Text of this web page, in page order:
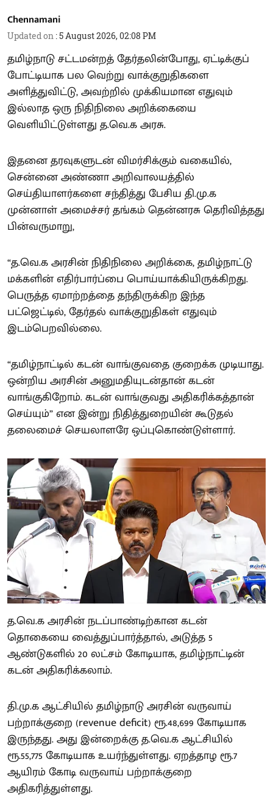
Chennamani
Updated on :5 August 2026, 02:08 PM
தமிழ்நாடு சட்டமன்றத் தேர்தலின்போது, ஏட்டிக்குப்
போட்டியாக பல வெற்று வாக்குறுதிகளை
அளித்துவிட்டு, அவற்றில் முக்கியமான எதுவும்
இல்லாத ஒரு நிதிநிலை அறிக்கையை
வெளியிட்டுள்ளது த.வெ.க அரசு.
இதனை தரவுகளுடன் விமர்சிக்கும் வகையில்,
சென்னை அண்ணா அறிவாலயத்தில்
செய்தியாளர்களை சந்தித்து பேசிய தி.மு.க
முன்னாள் அமைச்சர் தங்கம் தென்னரசு தெரிவித்தது
பின்வருமாறு,
“த.வெ.க அரசின் நிதிநிலை அறிக்கை, தமிழ்நாட்டு
மக்களின் எதிர்பார்ப்பை பொய்யாக்கியிருக்கிறது.
பெருத்த ஏமாற்றத்தை தந்திருக்கிற இந்த
பட்ஜெட்டில், தேர்தல் வாக்குறுதிகள் எதுவும்
இடம்பெறவில்லை.
“தமிழ்நாட்டில் கடன் வாங்குவதை குறைக்க முடியாது.
ஒன்றிய அரசின் அனுமதியுடன்தான் கடன்
வாங்குகிறோம். கடன் வாங்குவது அதிகரிக்கத்தான்
செய்யும்” என இன்று நிதித்துறையின் கூடுதல்
தலைமைச் செயலாளரே ஒப்புகொண்டுள்ளார்.
த.வெ.க அரசின் நடப்பாண்டிற்கான கடன்
தொகையை வைத்துப்பார்த்தால், அடுத்த 5
ஆண்டுகளில் 20 லட்சம் கோடியாக, தமிழ்நாட்டின்
கடன் அதிகரிக்கலாம்.
தி.மு.க ஆட்சியில் தமிழ்நாடு அரசின் வருவாய்
பற்றாக்குறை (revenue deficit) ரூ.48,699 கோடியாக
இருந்தது. அது இன்றைக்கு த.வெ.க ஆட்சியில்
ரூ.55,775 கோடியாக உயர்ந்துள்ளது. ஏறத்தாழ ரூ.7
ஆயிரம் கோடி வருவாய் பற்றாக்குறை
அதிகரித்துள்ளது.